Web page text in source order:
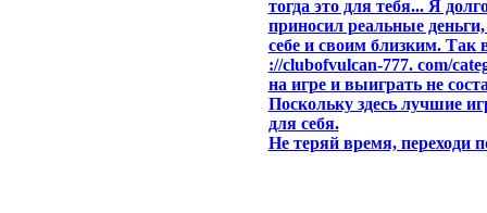
тогда это для тебя... Я
приносил реальные
себе и своим близким. Так
://clubofvulcan-777. com/
на игре и выиграть не
Поскольку здесь лучшие
для себя.
Не теряй время, переходи